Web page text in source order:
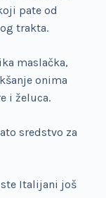
pate od
trakta.
maslačka,
onima
i želuca.
sredstvo za
Italijani još